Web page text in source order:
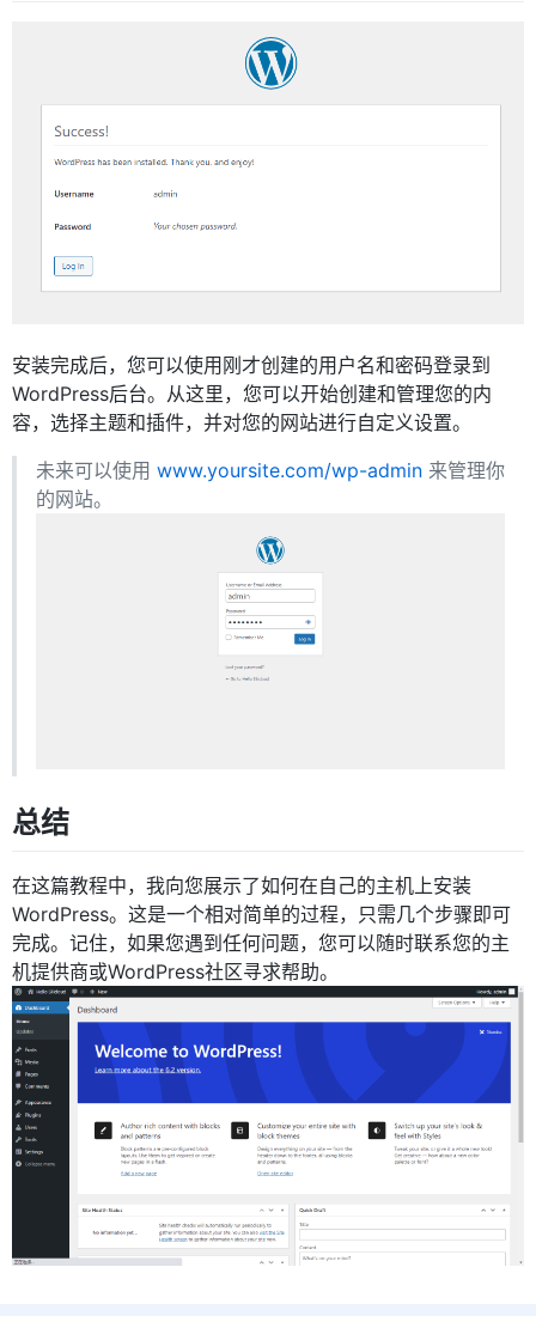
安装完成后，您可以使用刚才创建的用户名和密码登录到
WordPress后台。从这里，您可以开始创建和管理您的内
容，选择主题和插件，并对您的网站进行自定义设置。
未来可以使用 www.yoursite.com/wp-admin 来管理你
的网站。
总结
在这篇教程中，我向您展示了如何在自己的主机上安装
WordPress。这是一个相对简单的过程，只需几个步骤即可
完成。记住，如果您遇到任何问题，您可以随时联系您的主
机提供商或WordPress社区寻求帮助。